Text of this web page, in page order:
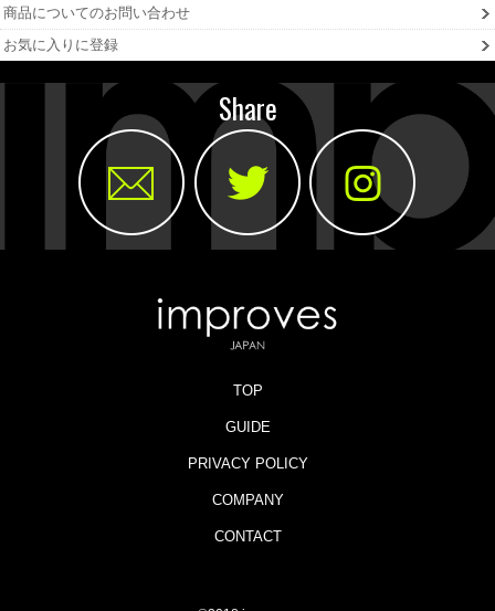
商品についてのお問い合わせ
お気に入りに登録
Share
TOP
GUIDE
PRIVACY POLICY
COMPANY
CONTACT